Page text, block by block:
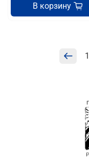
В корзину
1